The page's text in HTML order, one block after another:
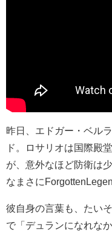
昨日、エドガー・ベル
ド。ロサリオは国際殿
が、意外なほど防衛は
なまさに
彼自身の言葉も、たい
で「デュランになれな